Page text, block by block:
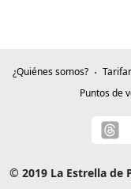
¿Quiénes somos?
Puntos de
© 2019 La Estrella de